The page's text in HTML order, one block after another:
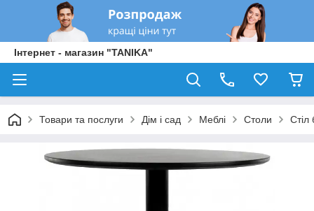
Інтернет - магазин "TANIKA"
Товари та послуги Дім і сад Меблі Столи